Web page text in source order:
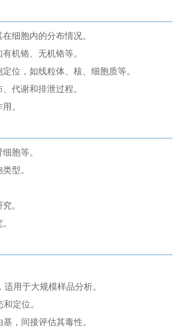
细胞内的分布情况。
机铬、无机铬等。
位，如线粒体、核、细胞质等。
代谢和排泄过程。
。
胞等。
型。
。
用于大规模样品分析。
定位。
，间接评估其毒性。